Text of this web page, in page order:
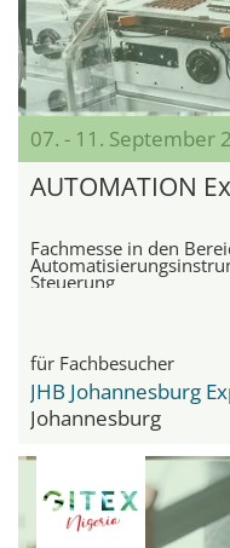
07. - 11. September
AUTOMATION
Fachmesse in den
Steuerung
für Fachbesucher
JHB Johannesburg
Johannesburg